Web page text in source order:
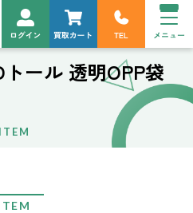
ール 透明OPP袋
ITEM